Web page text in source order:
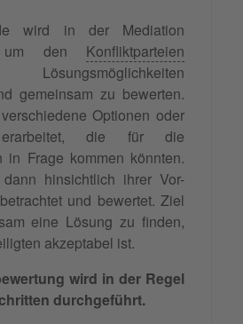
wird in der Mediation
um den Konfliktparteien
Lösungsmöglichkeiten
gemeinsam zu bewerten.
Optionen oder
erarbeitet, die für die
in Frage kommen könnten.
hinsichtlich ihrer Vor-
und bewertet. Ziel
eine Lösung zu finden,
akzeptabel ist.
wird in der Regel
durchgeführt.